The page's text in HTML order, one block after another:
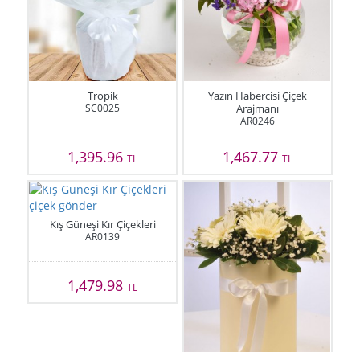
Tropik
SC0025
1,395.96TL
Yazın Habercisi Çiçek
Arajmanı
AR0246
1,467.77 TL
Kış Güneşi Kır Çiçekleri
AR0139
1,479.98TL